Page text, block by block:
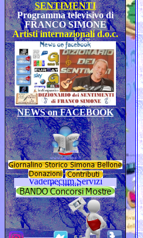
SENTIMENTI
Programma televisivo di
FRANCO SIMONE
Artisti internazionali d.o.c.
NEWS on FACEBOOK